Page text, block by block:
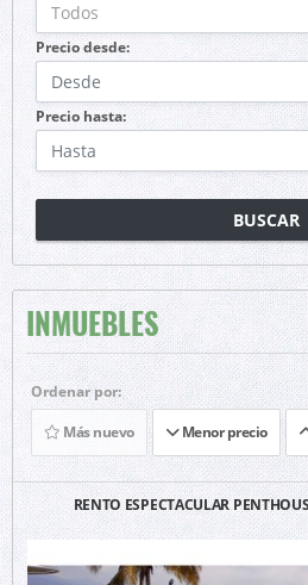
Todos
Precio desde:
Precio hasta:
BUSCAR
INMUEBLES
Ordenar por:
Más nuevo
Menor precio
RENTO ESPECTACULAR